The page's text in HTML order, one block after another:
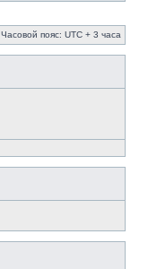
Часовой пояс: UTC + 3 часа